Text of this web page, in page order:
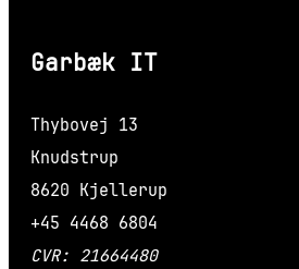
Garbæk IT
Thybovej 13
Knudstrup
8620 Kjellerup
+45 4468 6804
CVR: 21664480